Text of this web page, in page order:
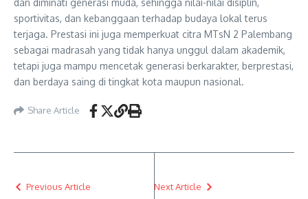
sportivitas, dan kebanggaan terhadap budaya lokal terus
terjaga. Prestasi ini juga memperkuat citra MTsN 2 Palembang
sebagai madrasah yang tidak hanya unggul dalam akademik,
tetapi juga mampu mencetak generasi berkarakter, berprestasi,
dan berdaya saing di tingkat kota maupun nasional.
Share Article
Previous Article Next Article